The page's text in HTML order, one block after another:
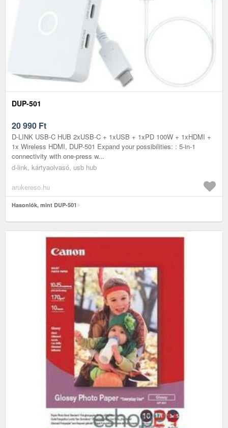
DUP-501
20 990 Ft
D-LINK USB-C HUB 2xUSB-C + 1xUSB + 1xPD 100W + 1xHDMI +
1x Wireless HDMI, DUP-501 Expand your possibilities: : 5-in-1
connectivity with one-press w...
d-link, kártyaolvasó, usb hub
arukereso.hu
Hasonlók, mint DUP-501